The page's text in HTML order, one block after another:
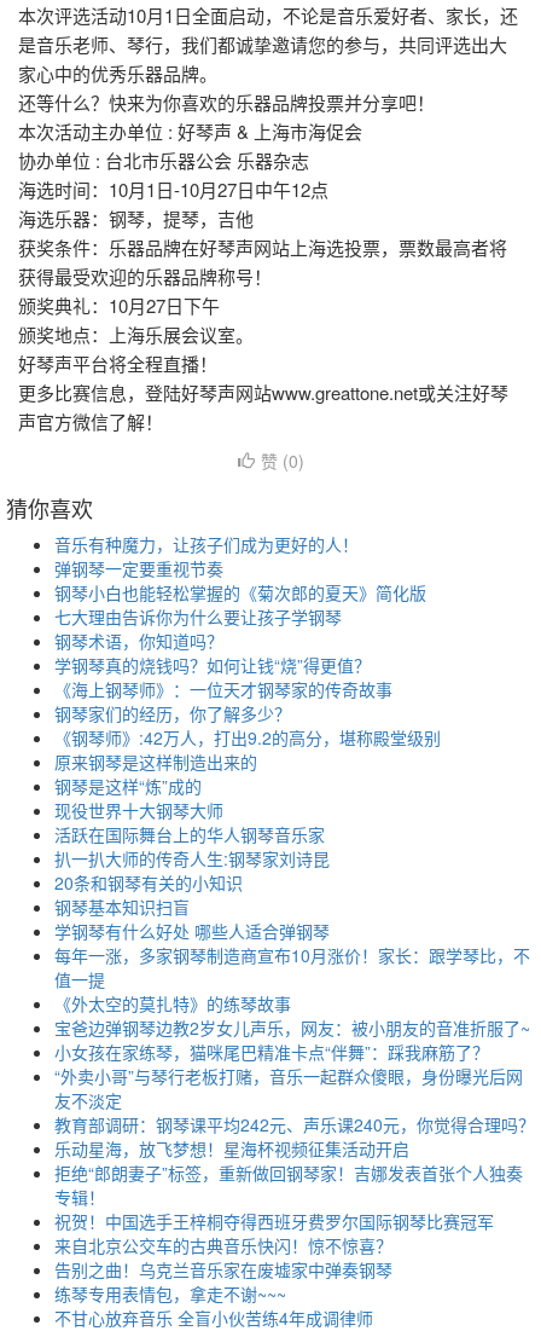
本次评选活动10月1日全面启动，不论是音乐爱好者、家长，还
是音乐老师、琴行，我们都诚挚邀请您的参与，共同评选出大
家心中的优秀乐器品牌。
还等什么？快来为你喜欢的乐器品牌投票并分享吧！
本次活动主办单位 : 好琴声 & 上海市海促会
协办单位 : 台北市乐器公会 乐器杂志
海选时间：10月1日-10月27日中午12点
海选乐器：钢琴，提琴，吉他
获奖条件：乐器品牌在好琴声网站上海选投票，票数最高者将
获得最受欢迎的乐器品牌称号！
颁奖典礼：10月27日下午
颁奖地点：上海乐展会议室。
好琴声平台将全程直播！
更多比赛信息，登陆好琴声网站www.greattone.net或关注好琴
声官方微信了解！
赞 (0)
猜你喜欢
音乐有种魔力，让孩子们成为更好的人！
弹钢琴一定要重视节奏
钢琴小白也能轻松掌握的《菊次郎的夏天》简化版
七大理由告诉你为什么要让孩子学钢琴
钢琴术语，你知道吗？
学钢琴真的烧钱吗？如何让钱“烧”得更值？
《海上钢琴师》：一位天才钢琴家的传奇故事
钢琴家们的经历，你了解多少？
《钢琴师》:42万人，打出9.2的高分，堪称殿堂级别
原来钢琴是这样制造出来的
钢琴是这样“炼”成的
现役世界十大钢琴大师
活跃在国际舞台上的华人钢琴音乐家
扒一扒大师的传奇人生:钢琴家刘诗昆
20条和钢琴有关的小知识
钢琴基本知识扫盲
学钢琴有什么好处 哪些人适合弹钢琴
每年一涨，多家钢琴制造商宣布10月涨价！家长：跟学琴比，不
值一提
《外太空的莫扎特》的练琴故事
宝爸边弹钢琴边教2岁女儿声乐，网友：被小朋友的音准折服了~
小女孩在家练琴，猫咪尾巴精准卡点“伴舞”：踩我麻筋了？
“外卖小哥”与琴行老板打赌，音乐一起群众傻眼，身份曝光后网
友不淡定
教育部调研：钢琴课平均242元、声乐课240元，你觉得合理吗？
乐动星海，放飞梦想！星海杯视频征集活动开启
拒绝“郎朗妻子”标签，重新做回钢琴家！吉娜发表首张个人独奏
专辑！
祝贺！中国选手王梓桐夺得西班牙费罗尔国际钢琴比赛冠军
来自北京公交车的古典音乐快闪！惊不惊喜？
告别之曲！乌克兰音乐家在废墟家中弹奏钢琴
练琴专用表情包，拿走不谢~~~
不甘心放弃音乐 全盲小伙苦练4年成调律师